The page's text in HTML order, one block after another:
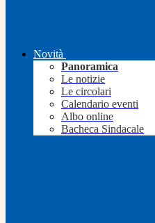
Novità
Panoramica
Le notizie
Le circolari
Calendario eventi
Albo online
Bacheca Sindacale